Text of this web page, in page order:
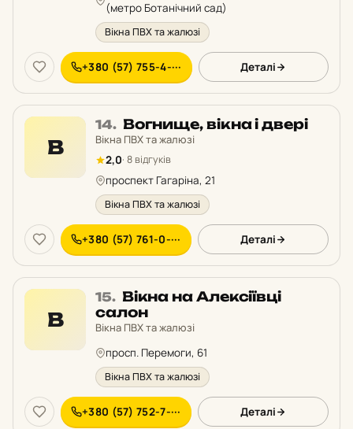
(метро Ботанічний сад)
Вікна ПВХ та жалюзі
+380 (57) 755-4-··· Деталі
В
14. Місце
14
у
рейтингу:
Вогнище, вікна і двері
Вікна ПВХ та жалюзі
2,0· 8 відгуків
проспект Гагаріна, 21
Вікна ПВХ та жалюзі
+380 (57) 761-0-··· Деталі
В
15. Місце
15
у
Вікна на Алексіївці
салон
Вікна ПВХ та жалюзі
просп. Перемоги, 61
Вікна ПВХ та жалюзі
+380 (57) 752-7-··· Деталі